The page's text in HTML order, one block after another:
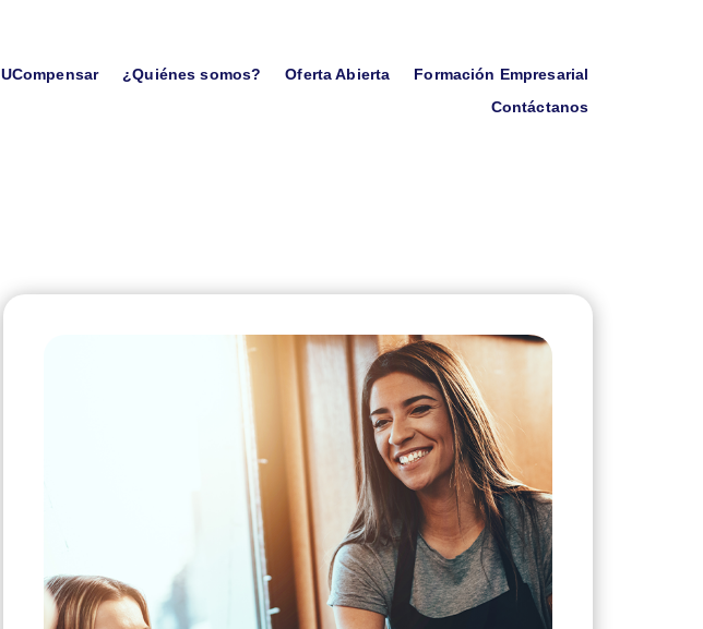
UCompensar ¿Quiénes somos? Oferta Abierta
Formación Empresarial
Contáctanos